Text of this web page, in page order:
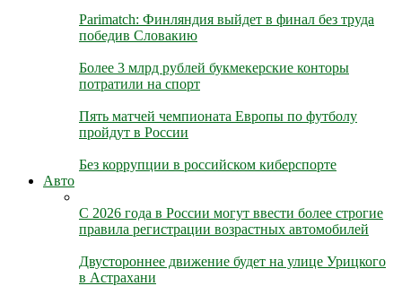
Parimatch: Финляндия выйдет в финал без труда
победив Словакию
Более 3 млрд рублей букмекерские конторы
потратили на спорт
Пять матчей чемпионата Европы по футболу
пройдут в России
Без коррупции в российском киберспорте
Авто
С 2026 года в России могут ввести более строгие
правила регистрации возрастных автомобилей
Двустороннее движение будет на улице Урицкого
в Астрахани